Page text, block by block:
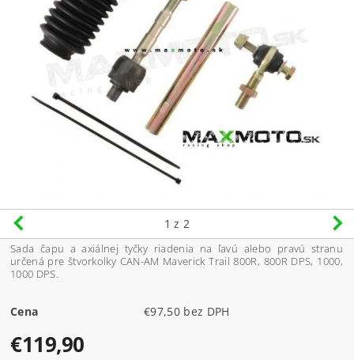
1 z 2
Sada čapu a axiálnej tyčky riadenia na ľavú alebo pravú stranu
určená pre štvorkolky CAN-AM Maverick Trail 800R, 800R DPS, 1000,
1000 DPS.
Cena €97,50 bez DPH
€119,90